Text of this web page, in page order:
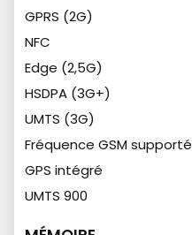
GPRS (2G)
NFC
Edge (2,5G)
HSDPA (3G+)
UMTS (3G)
Fréquence GSM
GPS intégré
UMTS 900